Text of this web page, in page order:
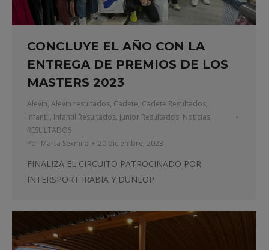
CONCLUYE EL AÑO CON LA
ENTREGA DE PREMIOS DE LOS
MASTERS 2023
Alevín, Alevin resultados, Cadete, Cadete Resultados,
Infantil, Infantil Resultados, Junior Resultados, Noticias,
RESULTADOS
Por Marta Sexmilo 20 diciembre, 2023
FINALIZA EL CIRCUITO PATROCINADO POR
INTERSPORT IRABIA Y DUNLOP